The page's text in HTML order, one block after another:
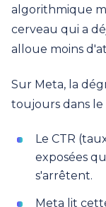
algorithmique
cerveau qui a
alloue moins
Sur Meta, la
toujours dans le
Le CTR
exposées
s'arrêtent.
Meta lit